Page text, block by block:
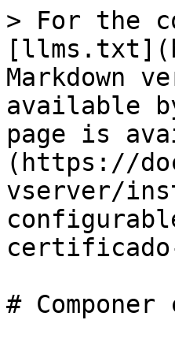
> For the
Markdown
available
page is
(https://
vserver/
#